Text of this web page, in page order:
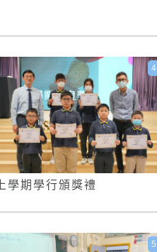
上學期學行頒獎禮
4
5